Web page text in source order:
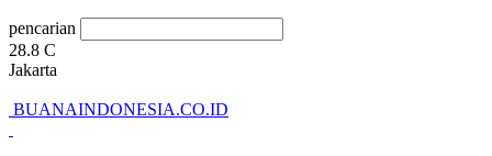
pencarian
28.8 C
Jakarta
BUANAINDONESIA.CO.ID